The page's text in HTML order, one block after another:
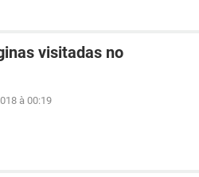
visitadas no
à 00:19